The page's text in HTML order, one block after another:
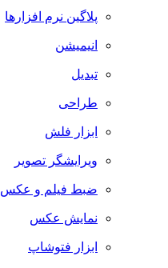
پلاگین نرم افزارها
انیمیشن
تبدیل
طراحی
ابزار فلش
ویرایشگر تصویر
ضبط فيلم و عكس
نمایش عکس
ابزار فتوشاپ